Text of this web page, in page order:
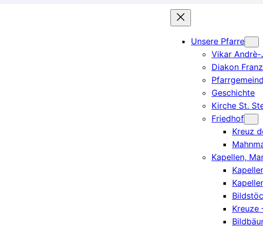
Unsere Pfarre
Vikar
Diakon
Geschichte
Kirche St.
Friedhof
Kreuz
Kapellen,
Kreuze